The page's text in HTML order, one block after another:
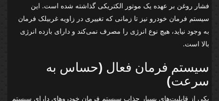
فشار روغن بر عهده یک موتور الکتریکی گذاشته شده است. این
سیستم فرمان خودرو نیز تا زمانی که تغییری در زاویه غربیلک فرمان
به وجود نیاید، هیچ نوع انرژی را مصرف نمی‌کند و دارای بازده انرژی
بالا است.
سیستم فرمان فعال (حساس به
سرعت)
یکی از قابلیت‌های بسیار جذاب سیستم فرمان خودروهای دارای سیستم